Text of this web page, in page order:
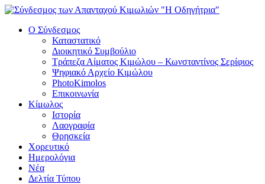
Ο Σύνδεσμος
Καταστατικό
Διοικητικό Συμβούλιο
Τράπεζα Αίματος Κιμώλου – Κωνσταντίνος Σερίφιος
Ψηφιακό Αρχείο Κιμώλου
PhotoKimolos
Επικοινωνία
Κίμωλος
Ιστορία
Λαογραφία
Θρησκεία
Χορευτικό
Ημερολόγια
Νέα
Δελτία Τύπου